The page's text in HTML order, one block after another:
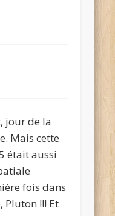
jour de la
Mais cette
était aussi
fois dans
Pluton !!! Et